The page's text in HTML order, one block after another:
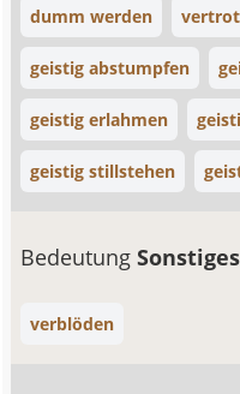
dumm werden
geistig abstumpfen
geistig erlahmen
geistig stillstehen
Bedeutung
verblöden